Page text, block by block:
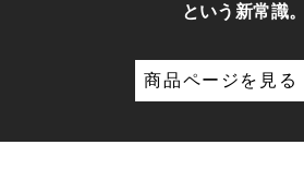
という新常識。
商品ページを見る